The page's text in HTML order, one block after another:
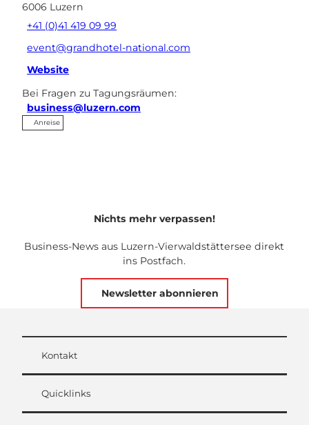
6006 Luzern
+41 (0)41 419 09 99
event@grandhotel-national.com
Website
Bei Fragen zu Tagungsräumen:
business@luzern.com
Anreise
Nichts mehr verpassen!
Business-News aus Luzern-Vierwaldstättersee direkt
ins Postfach.
Newsletter abonnieren
Kontakt
Quicklinks